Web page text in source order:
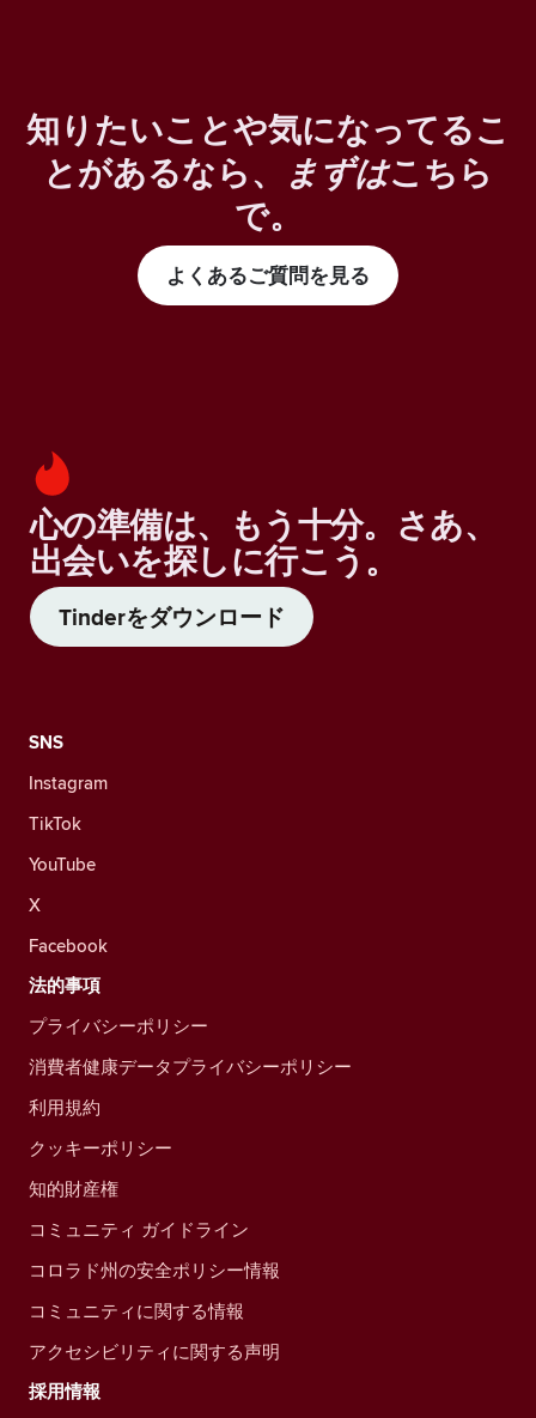
知りたいことや気になってるこ
とがあるなら、
まずはこちら
で。
よくあるご質問を見る
心の準備は、もう十分。さあ、
出会いを探しに行こう。
Tinderをダウンロード
SNS
Instagram
TikTok
YouTube
X
Facebook
法的事項
プライバシーポリシー
消費者健康データプライバシーポリシー
利用規約
クッキーポリシー
知的財産権
コミュニティ ガイドライン
コロラド州の安全ポリシー情報
コミュニティに関する情報
アクセシビリティに関する声明
採用情報